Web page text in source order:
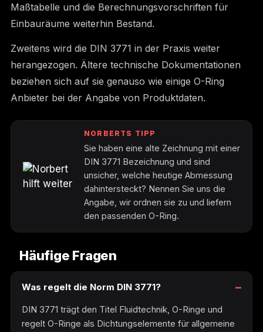
Maßtabelle und die Berechnungsvorschriften für
Einbauräume weiterhin Bestand.
Zweitens wird die DIN 3771 in der Praxis weiter
herangezogen. Ältere technische Dokumentationen
beziehen sich auf sie genauso wie einige O-Ring
Anbieter bei der Angabe von Produktdaten.
NORBERTS TIPP
Sie haben eine alte Zeichnung mit einer
DIN 3771 Bezeichnung und sind
unsicher, welche heutige Abmessung
dahintersteckt? Nennen Sie uns die
Angabe, wir ordnen sie zu und liefern
den passenden O-Ring.
Häufige Fragen
Was regelt die Norm DIN 3771?
DIN 3771 trägt den Titel Fluidtechnik, O-Ringe und
regelt O-Ringe als Dichtungselemente für allgemeine